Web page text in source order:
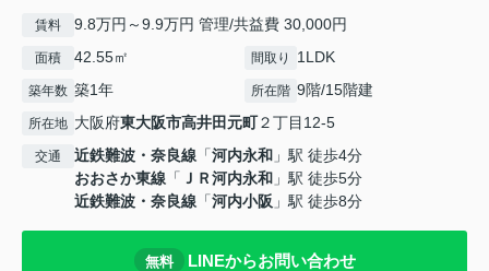
賃料 9.8万円～9.9万円 管理/共益費 30,000円
面積 42.55㎡ 間取り 1LDK
築年数 築1年 所在階 9階/15階建
所在地 大阪府東大阪市高井田元町２丁目12-5
交通 近鉄難波・奈良線 「河内永和 」駅 徒歩4分
おおさか東線 「 ＪＲ河内永和 」駅 徒歩5分
近鉄難波・奈良線 「河内小阪 」駅 徒歩8分
無料 LINEからお問い合わせ